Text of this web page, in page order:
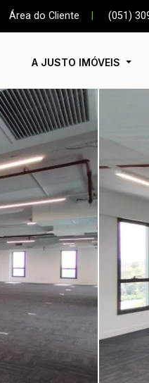
Área do Cliente (051)
A JUSTO IMÓVEIS